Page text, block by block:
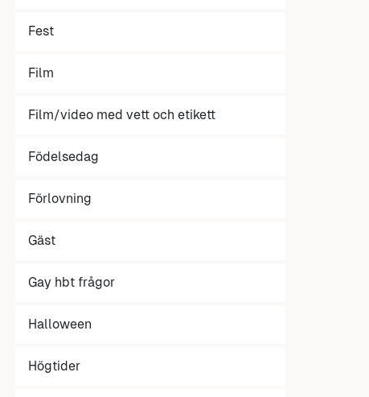
Fest
Film
Film/video med vett och etikett
Födelsedag
Förlovning
Gäst
Gay hbt frågor
Halloween
Högtider